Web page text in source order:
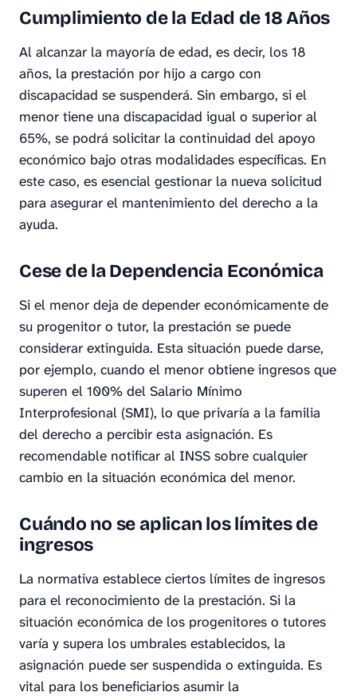
Cumplimiento de la Edad de 18 Años
Al alcanzar la mayoría de edad, es decir, los 18
años, la prestación por hijo a cargo con
discapacidad se suspenderá. Sin embargo, si el
menor tiene una discapacidad igual o superior al
65%, se podrá solicitar la continuidad del apoyo
económico bajo otras modalidades específicas. En
este caso, es esencial gestionar la nueva solicitud
para asegurar el mantenimiento del derecho a la
ayuda.
Cese de la Dependencia Económica
Si el menor deja de depender económicamente de
su progenitor o tutor, la prestación se puede
considerar extinguida. Esta situación puede darse,
por ejemplo, cuando el menor obtiene ingresos que
superen el 100% del Salario Mínimo
Interprofesional (SMI), lo que privaría a la familia
del derecho a percibir esta asignación. Es
recomendable notificar al INSS sobre cualquier
cambio en la situación económica del menor.
Cuándo no se aplican los límites de
ingresos
La normativa establece ciertos límites de ingresos
para el reconocimiento de la prestación. Si la
situación económica de los progenitores o tutores
varía y supera los umbrales establecidos, la
asignación puede ser suspendida o extinguida. Es
vital para los beneficiarios asumir la